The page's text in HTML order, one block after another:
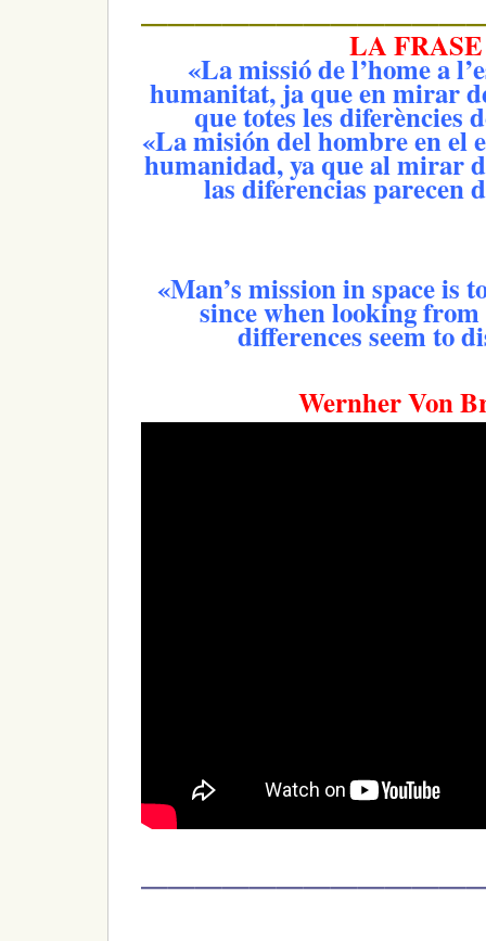
LA FRASE
«La missió de l’home a
humanitat, ja que en mirar
que totes les diferències
«La misión del hombre en el
humanidad, ya que al mirar
las diferencias parecen
«Man’s mission in space is
since when looking from
differences seem to
Wernher Von